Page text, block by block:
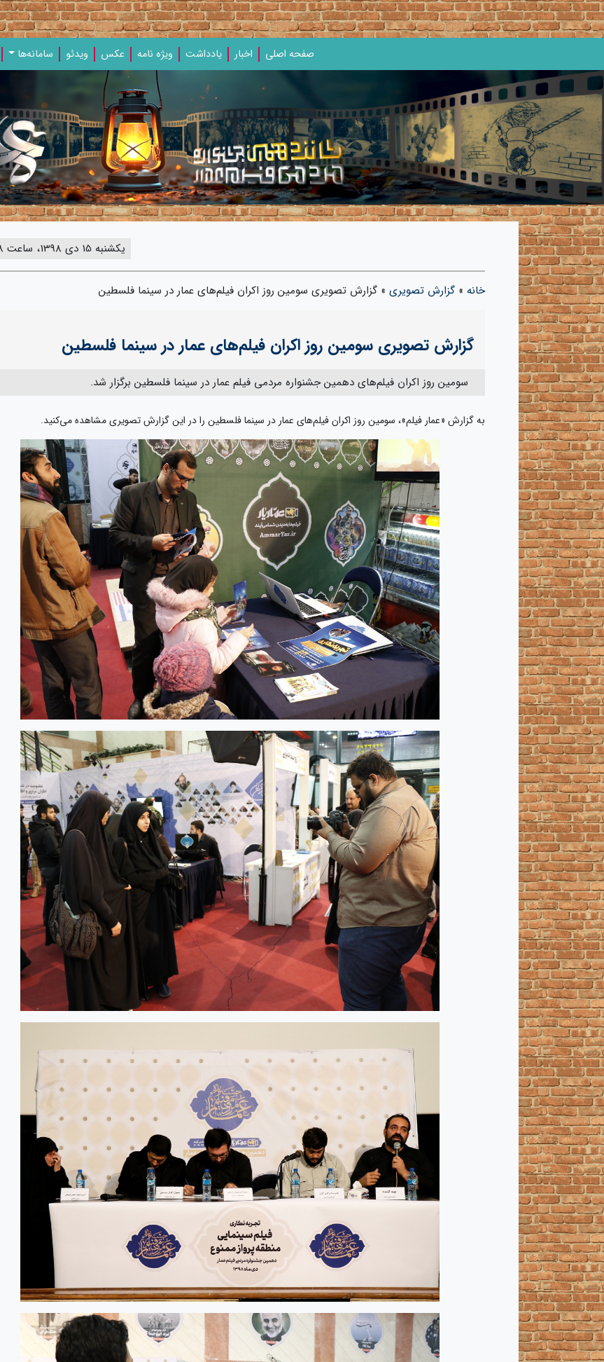
صفحه اصلی اخبار یادداشت‌ ویژه‌ نامه‌ عکس ویدئو سامانه‌ها
یکشنبه 15 دی 1398، ساعت 12:48
خانه » گزارش تصویری » گزارش تصویری سومین روز اکران فیلم‌های عمار در سینما فلسطین
گزارش تصویری سومین روز اکران فیلم‌های عمار در سینما فلسطین
سومین روز اکران فیلم‌های دهمین جشنواره مردمی فیلم عمار در سینما فلسطین برگزار شد.
به گزارش «عمار فیلم»، سومین روز اکران فیلم‌های عمار در سینما فلسطین را در این گزارش تصویری مشاهده می‌کنید.